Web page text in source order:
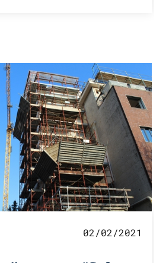
02/02/2021